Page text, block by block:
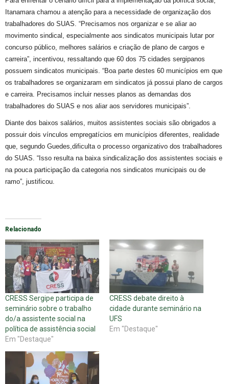
Itanamara chamou a atenção para a necessidade de organização dos
trabalhadores do SUAS. “Precisamos nos organizar e se aliar ao
movimento sindical, especialmente aos sindicatos municipais lutar por
concurso público, melhores salários e criação de plano de cargos e
carreira”, incentivou, ressaltando que 60 dos 75 cidades sergipanos
possuem sindicatos municipais. “Boa parte destes 60 municípios em que
os trabalhadores se organizaram em sindicatos já possui plano de cargos
e carreira.
Precisamos incluir nesses planos as demandas dos
trabalhadores do SUAS e nos aliar aos servidores municipais”
Diante dos baixos salários, muitos assistentes sociais são obrigados a
possuir dois vínculos empregatícios em municípios diferentes, realidade
que, segundo Guedes, dificulta o processo organizativo dos trabalhadores
do SUAS. “ Isso resulta na baixa sindicalização dos assistentes sociais e
na pouca participação da categoria nos sindicatos municipais ou de
ramo”, justificou.
Relacionado
CRESS Sergipe participa de
seminário sobre o trabalho
do/a assistente social na
política de assistência social
Em "Destaque"
CRESS debate direito à
cidade durante seminário na
UFS
Em "Destaque"